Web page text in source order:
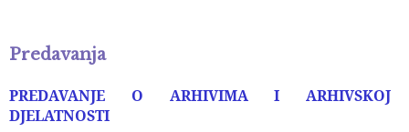
Predavanja
PREDAVANJE O ARHIVIMA I ARHIVSKOJ
DJELATNOSTI